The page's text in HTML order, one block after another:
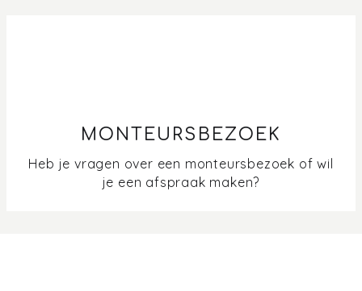
MONTEURSBEZOEK
Heb je vragen over een monteursbezoek of wil
je een afspraak maken?